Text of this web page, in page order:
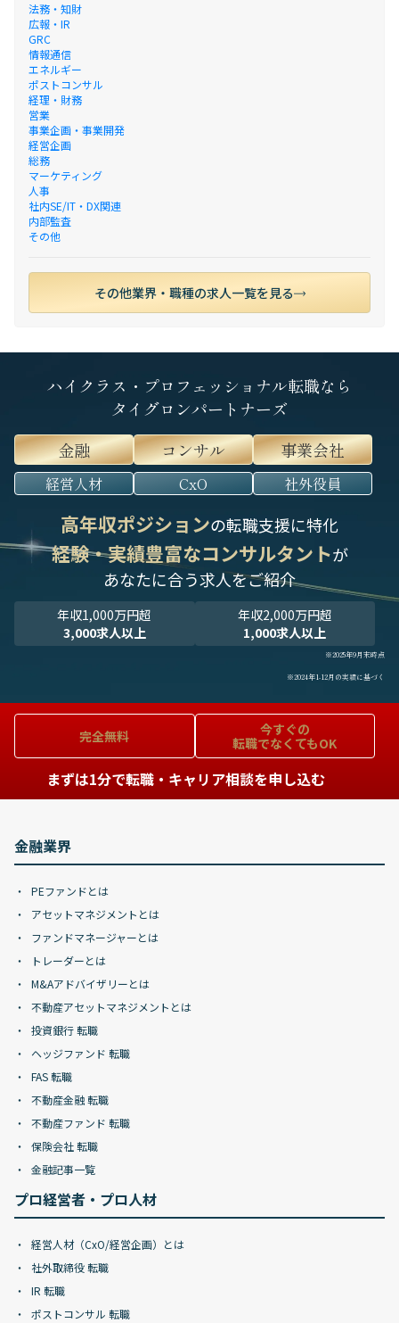
法務・知財
広報・IR
GRC
情報通信
エネルギー
ポストコンサル
経理・財務
営業
事業企画・事業開発
経営企画
総務
マーケティング
人事
社内SE/IT・DX関連
内部監査
その他
その他業界・職種の求人一覧を見る
ハイクラス・プロフェッショナル転職なら
タイグロンパートナーズ
金融
コンサル 事業会社
経営人材 CxO 社外役員
高年収ポジションの転職支援に特化
経験・実績豊富なコンサルタントが
あなたに合う求人をご紹介
年収1,000万円超
3,000求人以上
年収2,000万円超
1,000求人以上
※2025年9月末時点
※2024年1-12月の実績に基づく
完全無料
今すぐの
転職でなくてもOK
まずは1分で転職・キャリア相談を申し込む
金融業界
PEファンドとは
アセットマネジメントとは
ファンドマネージャーとは
トレーダーとは
M&Aアドバイザリーとは
不動産アセットマネジメントとは
投資銀行 転職
ヘッジファンド 転職
FAS 転職
不動産金融 転職
不動産ファンド 転職
保険会社 転職
金融記事一覧
プロ経営者・プロ人材
経営人材（CxO/経営企画）とは
社外取締役 転職
IR 転職
ポストコンサル 転職